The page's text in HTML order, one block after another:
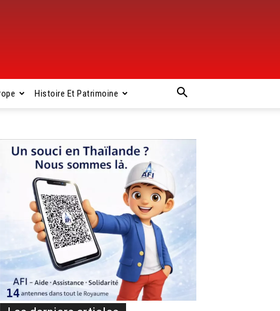
Histoire Et Patrimoine